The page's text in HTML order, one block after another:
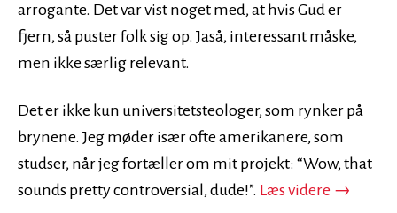
arrogante. Det var vist noget med, at hvis Gud er
fjern, så puster folk sig op. Jaså, interessant måske,
men ikke særlig relevant.
Det er ikke kun universitetsteologer, som rynker på
brynene. Jeg møder især ofte amerikanere, som
studser, når jeg fortæller om mit projekt: “Wow, that
sounds pretty controversial, dude!”. Læs videre Den
→